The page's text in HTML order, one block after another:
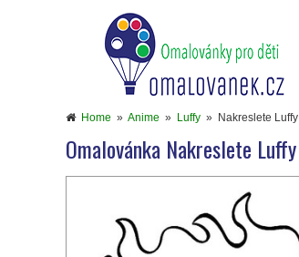
Home » Anime » Luffy » Nakreslete Luffy
Omalovánka Nakreslete Luffy